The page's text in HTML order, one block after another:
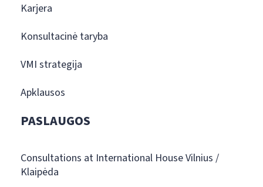
Karjera
Konsultacinė taryba
VMI strategija
Apklausos
PASLAUGOS
Consultations at International House Vilnius /
Klaipėda